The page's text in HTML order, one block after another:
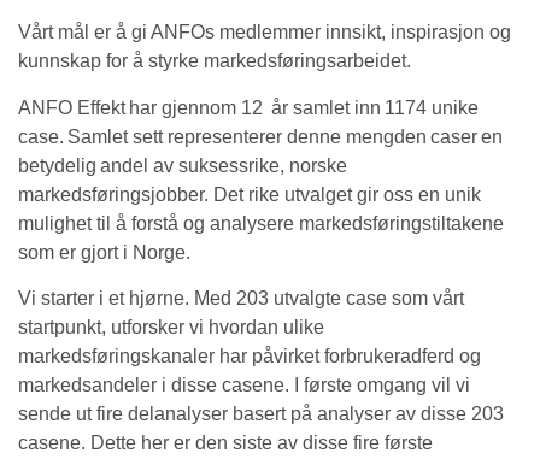
Vårt mål er å gi ANFOs medlemmer innsikt, inspirasjon og
kunnskap for å styrke markedsføringsarbeidet.
ANFO Effekt har gjennom 12 år samlet inn 1174 unike
case. Samlet sett representerer denne mengden caser en
betydelig andel av suksessrike, norske
markedsføringsjobber. Det rike utvalget gir oss en unik
mulighet til å forstå og analysere markedsføringstiltakene
som er gjort i Norge.
Vi starter i et hjørne. Med 203 utvalgte case som vårt
startpunkt, utforsker vi hvordan ulike
markedsføringskanaler har påvirket forbrukeradferd og
markedsandeler i disse casene. I første omgang vil vi
sende ut fire delanalyser basert på analyser av disse 203
casene. Dette her er den siste av disse fire første